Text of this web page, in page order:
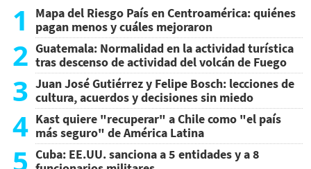
1
Mapa del Riesgo País en Centroamérica: quiénes
pagan menos y cuáles mejoraron
2 Guatemala: Normalidad en la actividad turística
tras descenso de actividad del volcán de Fuego
3 Juan José Gutiérrez y Felipe Bosch: lecciones de
cultura, acuerdos y decisiones sin miedo
4 Kast quiere "recuperar" a Chile como "el país
más seguro" de América Latina
5 Cuba: EE.UU. sanciona a 5 entidades y a 8